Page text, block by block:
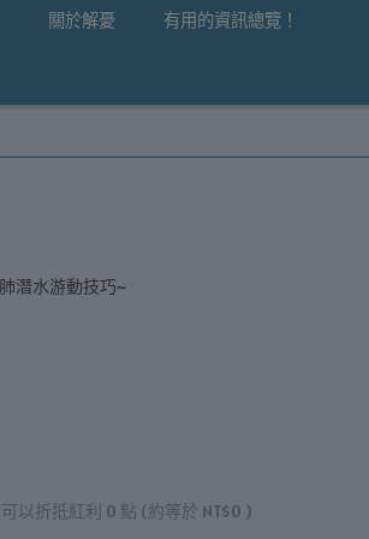
關於解憂 有用的資訊總覽！
潛水游動技巧~
以折抵紅利 0 點 (約等於 NT$0 )